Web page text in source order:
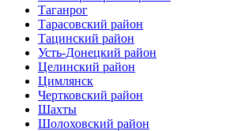
Таганрог
Тарасовский район
Тацинский район
Усть-Донецкий район
Целинский район
Цимлянск
Чертковский район
Шахты
Шолоховский район